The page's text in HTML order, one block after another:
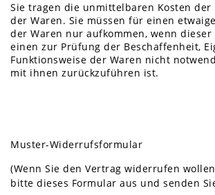
Sie tragen die unmittelbaren Kosten der
der Waren. Sie müssen für einen
der Waren nur aufkommen, wenn
einen zur Prüfung der Beschaffenheit,
Funktionsweise der Waren nicht
mit ihnen zurückzuführen ist.
Muster-Widerrufsformular
(Wenn Sie den Vertrag widerrufen
bitte dieses Formular aus und senden